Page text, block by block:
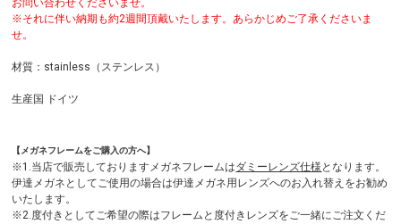
お問い合わせくださいませ。
※それに伴い納期も約2週間頂戴いたします。あらかじめご了承くださいま
せ。
材質：stainless（ステンレス）
生産国 ドイツ
【メガネフレームをご購入の方へ】
※1.当店で販売しておりますメガネフレームはダミーレンズ仕様 となります。
伊達メガネとしてご使用の場合は伊達メガネ用レンズへのお入れ替えをお勧め
いたします。
※2.度付きとしてご希望の際はフレームと度付きレンズをご一緒にご注文くだ